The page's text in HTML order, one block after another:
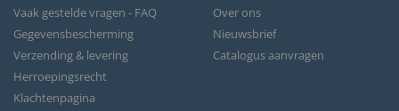
Vaak gestelde vragen - FAQ
Gegevensbescherming
Verzending & levering
Herroepingsrecht
Klachtenpagina
Over ons
Nieuwsbrief
Catalogus aanvragen